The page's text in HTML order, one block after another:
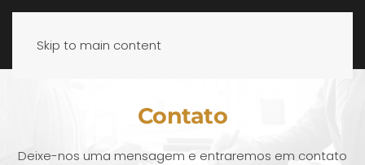
Skip to main content
Contato
Deixe-nos uma mensagem e entraremos em contato